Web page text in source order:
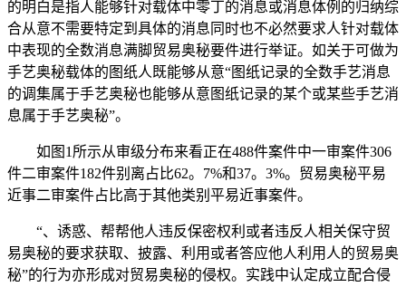
的明白是指人能够针对载体中零丁的消息或消息体例的归纳综
合从意不需要特定到具体的消息同时也不必然要求人针对载体
中表现的全数消息满脚贸易奥秘要件进行举证。如关于可做为
手艺奥秘载体的图纸人既能够从意“图纸记录的全数手艺消息
的调集属于手艺奥秘也能够从意图纸记录的某个或某些手艺消
息属于手艺奥秘”。
如图1所示从审级分布来看正在488件案件中一审案件306
件二审案件182件别离占比62。7%和37。3%。贸易奥秘平易
近事二审案件占比高于其他类别平易近事案件。
“、诱惑、帮帮他人违反保密权利或者违反人相关保守贸
易奥秘的要求获取、披露、利用或者答应他人利用人的贸易奥
秘”的行为亦形成对贸易奥秘的侵权。实践中认定成立配合侵